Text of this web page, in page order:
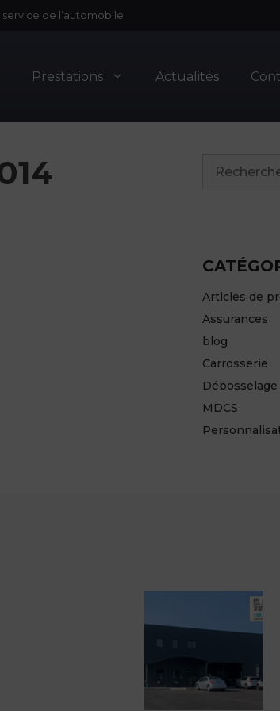
service de l’automobile
Prestations Actualités
Articles de
Assurances
blog
Carrosserie
MDCS